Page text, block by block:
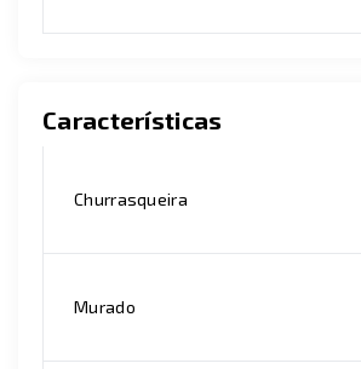
Características
Churrasqueira
Murado